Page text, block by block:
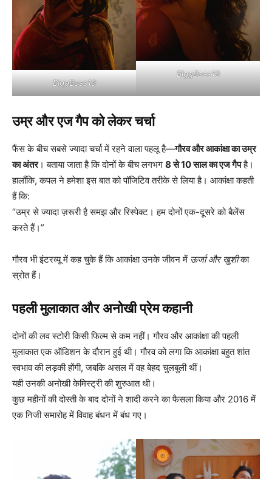
BiggBoss19
BiggBoss19
उम्र और एज गैप को लेकर चर्चा
फैंस के बीच सबसे ज्यादा चर्चा में रहने वाला पहलू है—गौरव और आकांक्षा का उम्र
का अंतर। बताया जाता है कि दोनों के बीच लगभग 8 से 10 साल का एज गैपहै।
हालाँकि, कपल ने हमेशा इस बात को पॉजिटिव तरीके से लिया है। आकांक्षा कहती
हैं कि:
“उम्र से ज्यादा ज़रूरी है समझ और रिस्पेक्ट। हम दोनों एक-दूसरे को बैलेंस
करते हैं।”
गौरव भी इंटरव्यू में कह चुके हैं कि आकांक्षा उनके जीवन में ऊर्जा और खुशीका
स्रोत हैं।
पहली मुलाकात और अनोखी प्रेम कहानी
दोनों की लव स्टोरी किसी फिल्म से कम नहीं। गौरव और आकांक्षा की पहली
मुलाकात एक ऑडिशन के दौरान हुई थी। गौरव को लगा कि आकांक्षा बहुत शांत
स्वभाव की लड़की होंगी, जबकि असल में वह बेहद चुलबुली थीं।
यही उनकी अनोखी केमिस्ट्री की शुरुआत थी।
कुछ महीनों की दोस्ती के बाद दोनों ने शादी करने का फैसला किया और 2016 में
एक निजी समारोह में विवाह बंधन में बंध गए।